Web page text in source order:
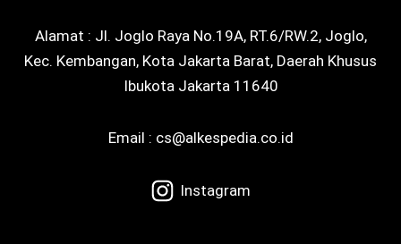
Alamat : Jl. Joglo Raya No.19A, RT.6/RW.2, Joglo,
Kec. Kembangan, Kota Jakarta Barat, Daerah Khusus
Ibukota Jakarta 11640
Email : cs@alkespedia.co.id
Instagram